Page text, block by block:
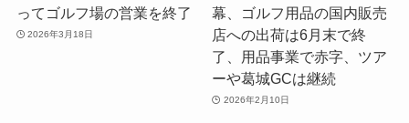
ってゴルフ場の営業を終了
2026年3月18日
幕、ゴルフ用品の国内販売
店への出荷は6月末で終
了、用品事業で赤字、ツア
ーや葛城GCは継続
2026年2月10日